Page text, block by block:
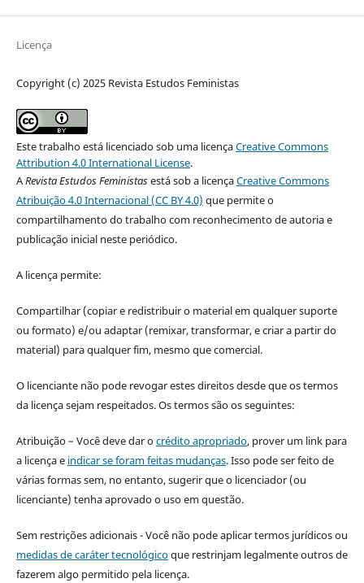
Licença
Copyright (c) 2025 Revista Estudos Feministas
Este trabalho está licenciado sob uma licençaCreative Commons
Attribution 4.0 International License.
ARevista Estudos Feministasestá sob a licençaCreative Commons
Atribuição 4.0 Internacional (CC BY 4.0) que permite o
compartilhamento do trabalho com reconhecimento de autoria e
publicação inicial neste periódico.
A licença permite:
Compartilhar (copiar e redistribuir o material em qualquer suporte
ou formato) e/ou adaptar (remixar, transformar, e criar a partir do
material) para qualquer fim, mesmo que comercial.
O licenciante não pode revogar estes direitos desde que os termos
da licença sejam respeitados. Os termos são os seguintes:
Atribuição – Você deve dar ocrédito apropriado, prover um link para
a licença e indicar se foram feitas mudanças. Isso pode ser feito de
várias formas sem, no entanto, sugerir que o licenciador (ou
licenciante) tenha aprovado o uso em questão.
Sem restrições adicionais - Você não pode aplicar termos jurídicos ou
medidas de caráter tecnológicoque restrinjam legalmente outros de
fazerem algo permitido pela licença.